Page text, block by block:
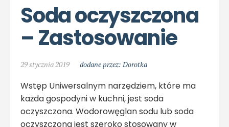
Soda oczyszczona
– Zastosowanie
29 stycznia 2019 dodane przez: Dorotka
Wstęp Uniwersalnym narzędziem, które ma
każda gospodyni w kuchni, jest soda
oczyszczona. Wodorowęglan sodu lub soda
oczyszczona jest szeroko stosowany w